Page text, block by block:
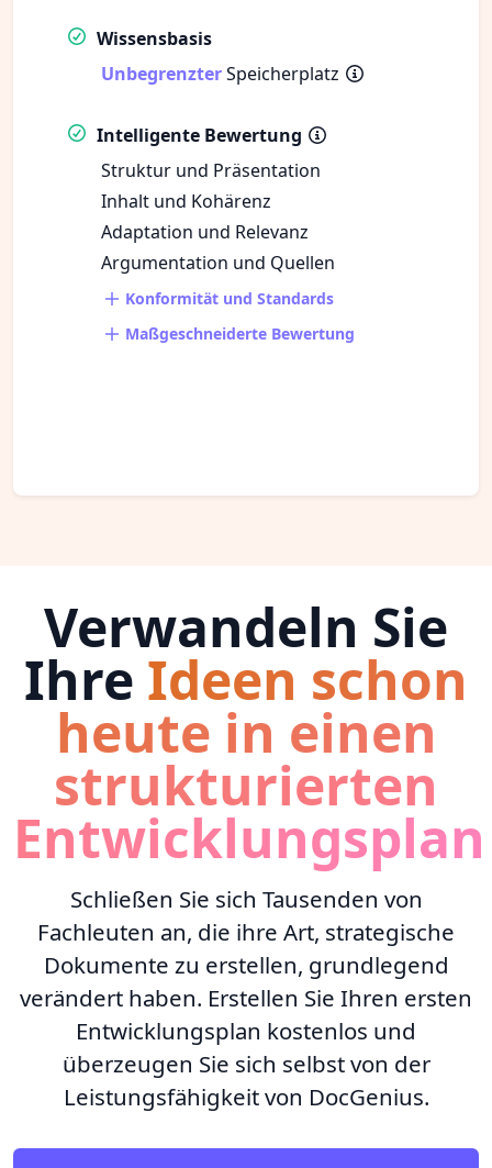
Wissensbasis
UnbegrenzterSpeicherplatz
Intelligente Bewertung
Struktur und Präsentation
Inhalt und Kohärenz
Adaptation und Relevanz
Argumentation und Quellen
Konformität und Standards
Maßgeschneiderte Bewertung
Verwandeln Sie
Ihre Ideen schon
heute in einen
strukturierten
Entwicklungsplan
Schließen Sie sich Tausenden von
Fachleuten an, die ihre Art, strategische
Dokumente zu erstellen, grundlegend
verändert haben. Erstellen Sie Ihren ersten
Entwicklungsplan kostenlos und
überzeugen Sie sich selbst von der
Leistungsfähigkeit von DocGenius.